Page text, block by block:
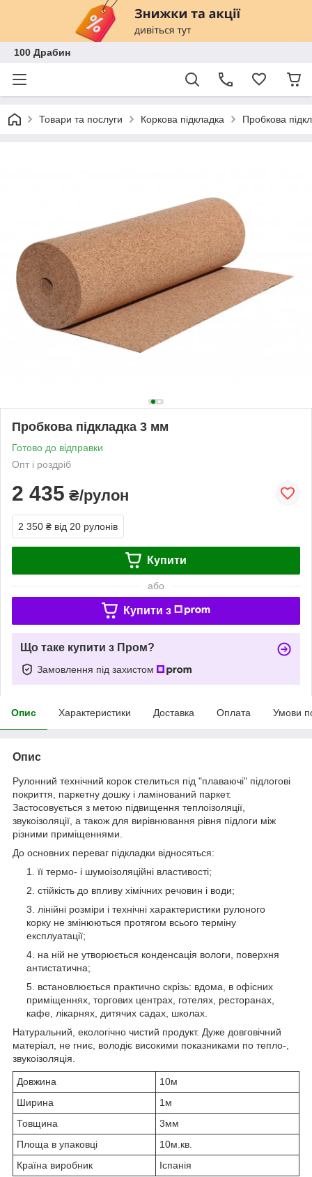
100 Драбин
Товари та послуги Коркова підкладка Пробкова
Пробкова підкладка 3 мм
Готово до відправки
Опт і роздріб
2 435 ₴/рулон
2 350 ₴ від 20 рулонів
Купити
або
Купити з
Що таке купити з Пром?
Замовлення під захистом
Опис Характеристики Доставка Оплата Умови
Опис
Рулонний технічний корок стелиться під "плаваючі" підлогові
покриття, паркетну дошку і ламінований паркет.
Застосовується з метою підвищення теплоізоляції,
звукоізоляції, а також для вирівнювання рівня підлоги між
різними приміщеннями.
До основних переваг підкладки відносяться:
її термо- і шумоізоляційні властивості;
стійкість до впливу хімічних речовин і води;
лінійні розміри і технічні характеристики рулоного
корку не змінюються протягом всього терміну
експлуатації;
на ній не утворюється конденсація вологи, поверхня
антистатична;
встановлюється практично скрізь: вдома, в офісних
приміщеннях, торгових центрах, готелях, ресторанах,
кафе, лікарнях, дитячих садах, школах.
Натуральний, екологічно чистий продукт. Дуже довговічний
матеріал, не гниє, володіє високими показниками по тепло-,
звукоізоляція.
Довжина
10м
Ширина
1м
Товщина
3мм
Площа в упаковці
10м.кв.
Країна виробник
Іспанія